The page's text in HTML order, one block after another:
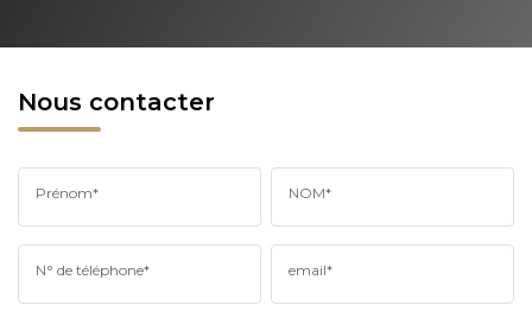
Nous contacter
Prénom* NOM*
N° de téléphone* email*